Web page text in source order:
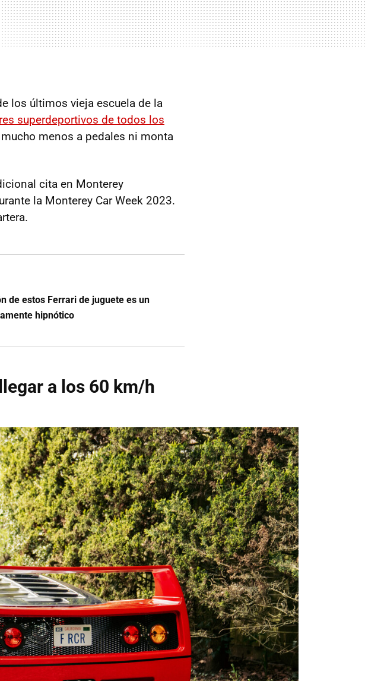
los últimos vieja escuela de la
superdeportivos de todos los
menos a pedales ni monta
cita en Monterey
la Monterey Car Week 2023.
de estos Ferrari de juguete es un
hipnótico
a los 60 km/h